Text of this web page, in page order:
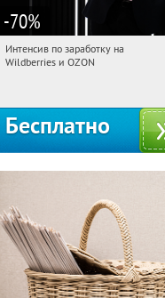
-70%
21:49:29 Получили:
Интенсив по заработку на
Wildberries и OZON
Бесплатно